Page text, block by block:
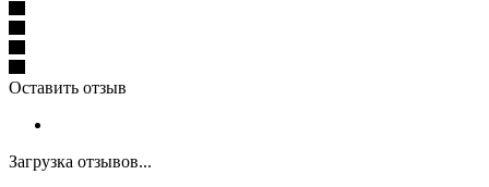
Оставить отзыв
Загрузка отзывов...